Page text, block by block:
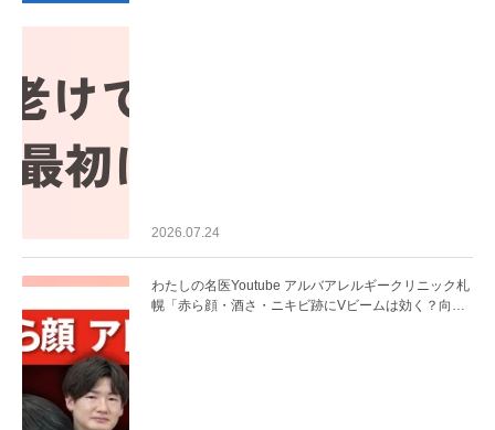
2026.07.24
わたしの名医Youtube アルバアレルギークリニック札
幌「赤ら顔・酒さ・ニキビ跡にVビームは効く？向い